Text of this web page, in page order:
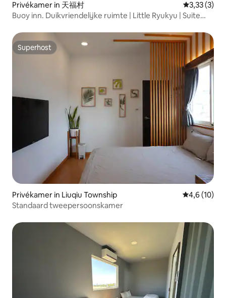
Privékamer in 天福村
3,33 (3)
Buoy inn. Duikvriendelijke ruimte | Little Ryukyu | Suite
Superhost
Superhost
Privékamer in Liuqiu Township
4,6 (10)
Standaard tweepersoonskamer